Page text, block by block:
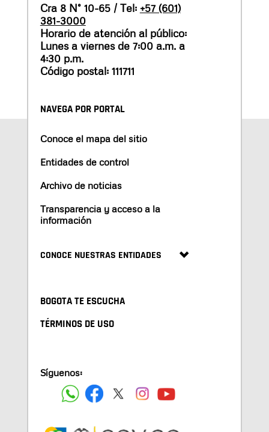
Cra 8 N° 10-65 / Tel: +57 (601)
381-3000
Horario de atención al público:
Lunes a viernes de 7:00 a.m. a
4:30 p.m.
Código postal: 111711
NAVEGA POR PORTAL
Conoce el mapa del sitio
Entidades de control
Archivo de noticias
Transparencia y acceso a la
información
CONOCE NUESTRAS ENTIDADES
BOGOTA TE ESCUCHA
TÉRMINOS DE USO
Síguenos: